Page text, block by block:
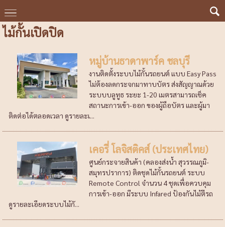
ไม้กั้นเปิดปิด
หมู่บ้านธาดาพาร์ค ชลบุรี
งานติดตั้งระบบไม้กั้นรถยนต์ แบบ Easy Pass
ไม่ต้องลดกระจกมาทาบบัตร ส่งสัญญาณด้วย
ระบบบลูทูธ ระยะ 1-20 เมตรสามารถเช็ค
สถานะการเข้า-ออก ของผู้ถือบัตร และผู้มา
ติดต่อได้ตลอดเวลา ดูรายละเ...
เคอรี่ โลจิสติคส์ (ประเทศไทย)
ศูนย์กระจายสินค้า (คลองส่งน้ำ สุวรรณภูมิ-
สมุทรปราการ) ติดชุดไม้กั้นรถยนต์ ระบบ
Remote Control จำนวน 4 ชุดเพื่อควบคุม
การเข้า-ออก มีระบบ Infared ป้องกันไม้ตีรถ
ดูรายละเอียดระบบไม้กั...